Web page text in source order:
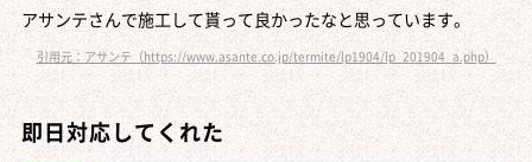
アサンテさんで施工して貰って良かったなと思っています。
引用元：アサンテ（https://www.asante.co.jp/termite/lp1904/lp_201904_a.php）
即日対応してくれた